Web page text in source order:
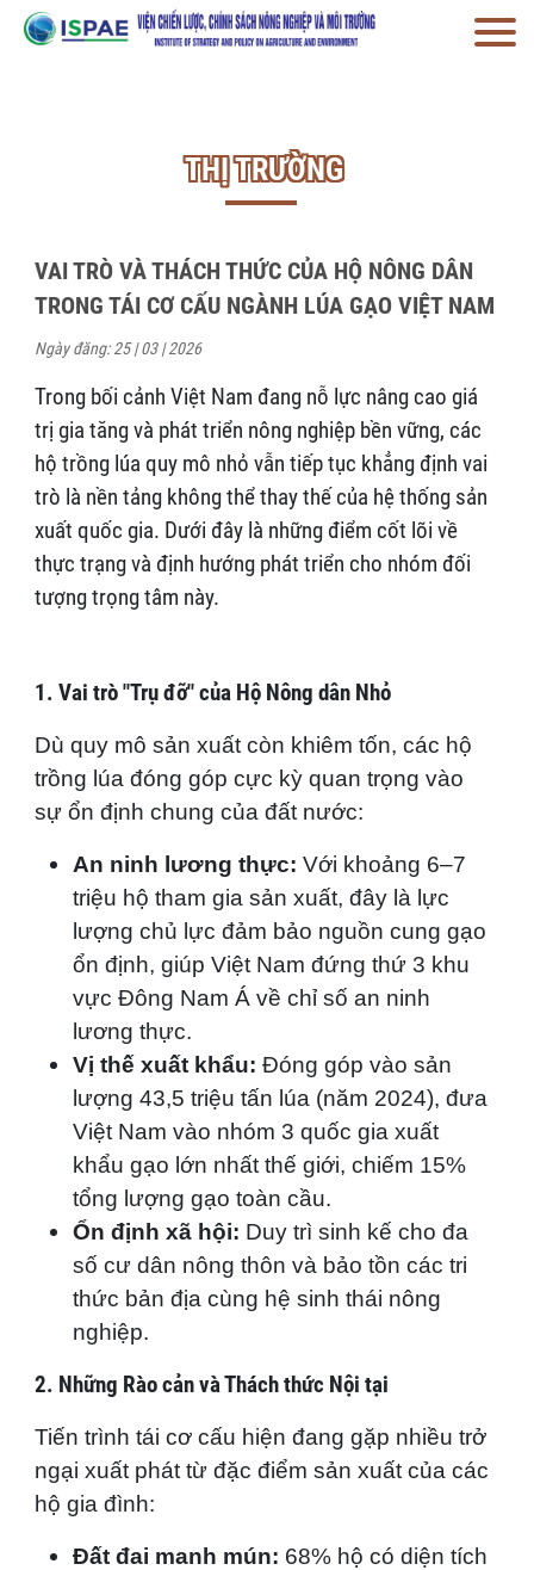
THỊ TRƯỜNG
VAI TRÒ VÀ THÁCH THỨC CỦA HỘ NÔNG DÂN
TRONG TÁI CƠ CẤU NGÀNH LÚA GẠO VIỆT NAM
Ngày đăng: 25 | 03 | 2026
Trong bối cảnh Việt Nam đang nỗ lực nâng cao giá
trị gia tăng và phát triển nông nghiệp bền vững, các
hộ trồng lúa quy mô nhỏ vẫn tiếp tục khẳng định vai
trò là nền tảng không thể thay thế của hệ thống sản
xuất quốc gia. Dưới đây là những điểm cốt lõi về
thực trạng và định hướng phát triển cho nhóm đối
tượng trọng tâm này.
1. Vai trò "Trụ đỡ" của Hộ Nông dân Nhỏ
Dù quy mô sản xuất còn khiêm tốn, các hộ
trồng lúa đóng góp cực kỳ quan trọng vào
sự ổn định chung của đất nước:
An ninh lương thực: Với khoảng 6–7
triệu hộ tham gia sản xuất, đây là lực
lượng chủ lực đảm bảo nguồn cung gạo
ổn định, giúp Việt Nam đứng thứ 3 khu
vực Đông Nam Á về chỉ số an ninh
lương thực.
Vị thế xuất khẩu: Đóng góp vào sản
lượng 43,5 triệu tấn lúa (năm 2024), đưa
Việt Nam vào nhóm 3 quốc gia xuất
khẩu gạo lớn nhất thế giới, chiếm 15%
tổng lượng gạo toàn cầu.
Ổn định xã hội: Duy trì sinh kế cho đa
số cư dân nông thôn và bảo tồn các tri
thức bản địa cùng hệ sinh thái nông
nghiệp.
2. Những Rào cản và Thách thức Nội tại
Tiến trình tái cơ cấu hiện đang gặp nhiều trở
ngại xuất phát từ đặc điểm sản xuất của các
hộ gia đình:
Đất đai manh mún: 68% hộ có diện tích